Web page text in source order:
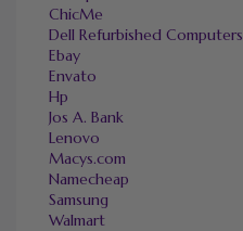
ChicMe
Dell Refurbished Computers
Ebay
Envato
Hp
Jos A. Bank
Lenovo
Macys.com
Namecheap
Samsung
Walmart